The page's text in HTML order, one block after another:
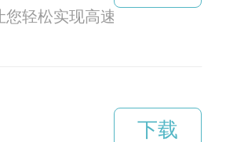
轻松实现高速稳定的网络连
下载